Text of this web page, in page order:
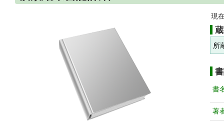
現
所
書
著